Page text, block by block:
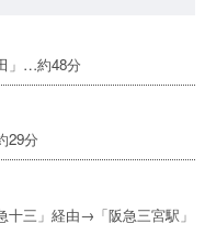
」…約48分
29分
三」経由→「阪急三宮駅」